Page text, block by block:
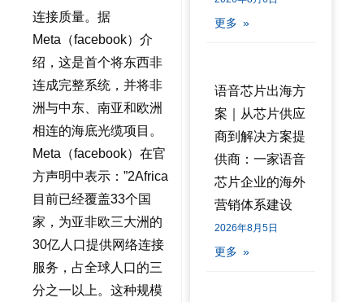
连接质量。据
Meta（facebook）介
绍，这是首个将东西非
连成完整系统，并将非
洲与中东、南亚和欧洲
相连的海底光缆项目。
Meta（facebook）在官
方声明中表示：”2Africa
目前已经覆盖33个国
家，为亚非欧三大洲的
30亿人口提供网络连接
服务，占全球人口的三
分之一以上。这种规模
更多 »
语音芯片出海方
案｜从芯片供应
商到解决方案提
供商：一家语音
芯片企业的海外
营销体系建设
2026年8月5日
更多 »